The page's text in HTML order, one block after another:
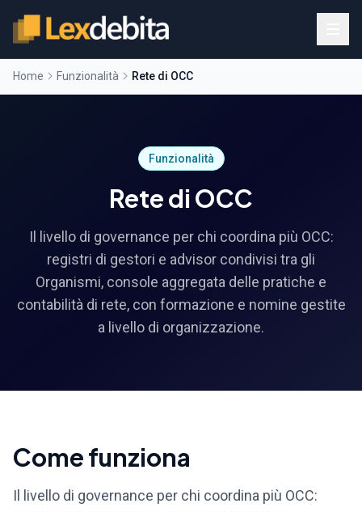
Home Funzionalità Rete di OCC
Funzionalità
Rete di OCC
Il livello di governance per chi coordina più OCC:
registri di gestori e advisor condivisi tra gli
Organismi, console aggregata delle pratiche e
contabilità di rete, con formazione e nomine gestite
a livello di organizzazione.
Come funziona
Il livello di governance per chi coordina più OCC: